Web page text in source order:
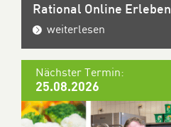
Rational Online Erleben
weiterlesen
Nächster Termin:
25.08.2026